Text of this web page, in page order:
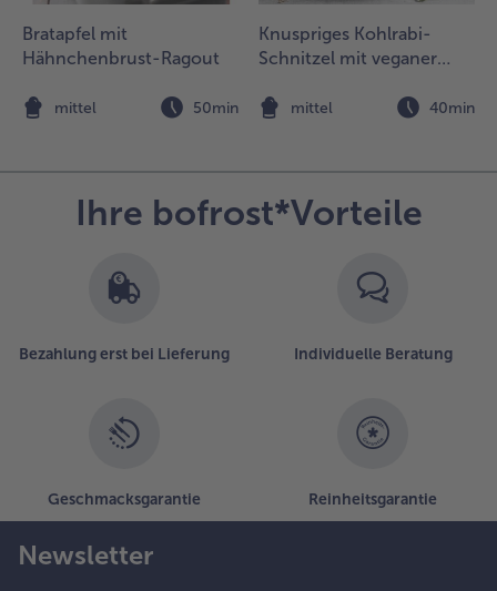
Auflauf im
ca. 20
Bratapfel mit
Hähnchenbrust-Ragout
mittel 50min
Knuspriges Kohlrabi-
Schnitzel mit veganer
mittel 40min
Ihre bofrost*Vorteile
Bezahlung erst bei Lieferung Individuelle Beratung
Geschmacksgarantie Reinheitsgarantie
Newsletter